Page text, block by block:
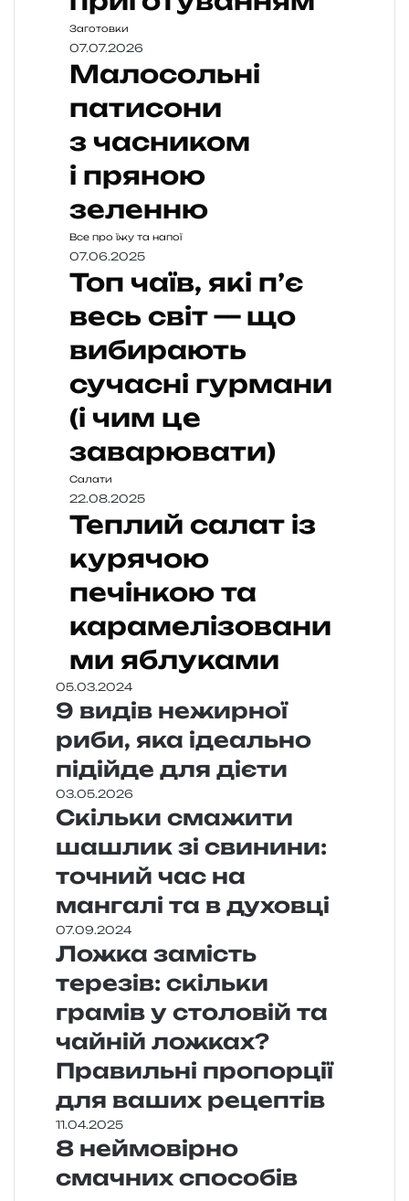
Заготовки
07.07.2026
Малосольні
патисони
з часником
і пряною
зеленню
Все про їжу та напої
07.06.2025
Топ чаїв, які п’є
весь світ — що
вибирають
сучасні гурмани
(і чим це
заварювати)
Салати
22.08.2025
Теплий салат із
курячою
печінкою та
карамелізовани
ми яблуками
05.03.2024
9 видів нежирної
риби, яка ідеально
підійде для дієти
03.05.2026
Скільки смажити
шашлик зі свинини:
точний час на
мангалі та в духовці
07.09.2024
Ложка замість
терезів: скільки
грамів у столовій та
чайній ложках?
Правильні пропорції
для ваших рецептів
11.04.2025
8 неймовірно
смачних способів